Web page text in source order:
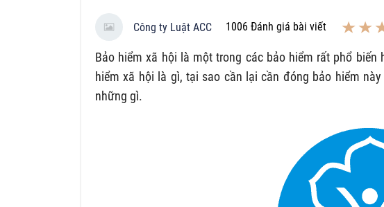
Công ty Luật ACC 1006 Đánh giá bài viết
Bảo hiểm xã hội là một trong các bảo hiểm rất phổ
hiểm xã hội là gì, tại sao cần lại cần đóng bảo hiểm
những gì.